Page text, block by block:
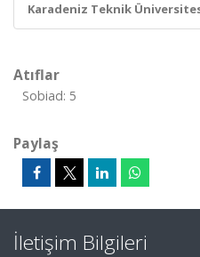
Karadeniz Teknik
Atıflar
Sobiad: 5
Paylaş
İletişim Bilgileri